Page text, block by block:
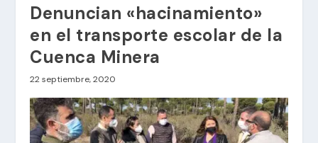
Denuncian «hacinamiento»
en el transporte escolar de la
Cuenca Minera
22 septiembre, 2020